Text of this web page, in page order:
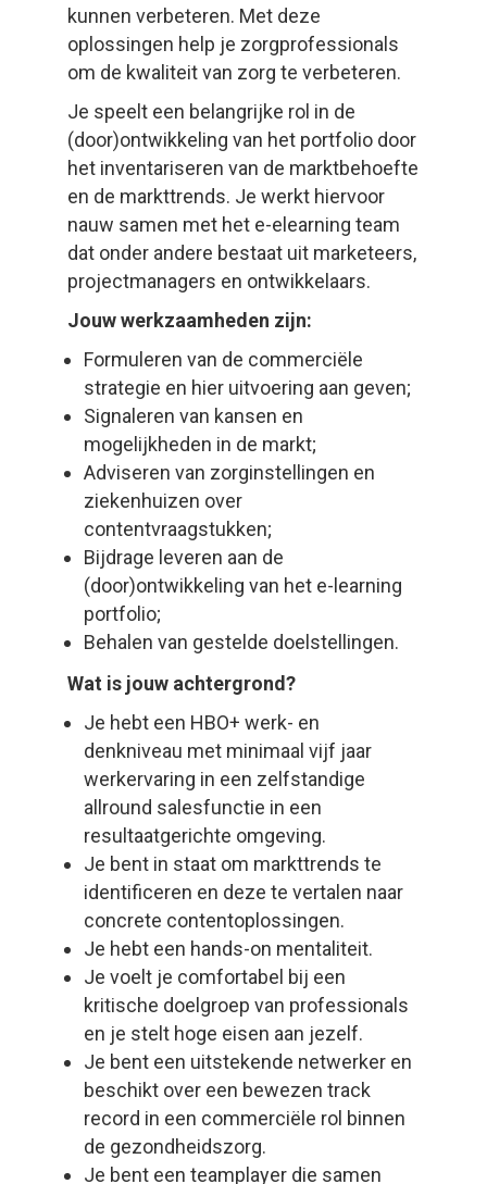
kunnen verbeteren. Met deze
oplossingen help je zorgprofessionals
om de kwaliteit van zorg te verbeteren.
Je speelt een belangrijke rol in de
(door)ontwikkeling van het portfolio door
het inventariseren van de marktbehoefte
en de markttrends. Je werkt hiervoor
nauw samen met het e-elearning team
dat onder andere bestaat uit marketeers,
projectmanagers en ontwikkelaars.
Jouw werkzaamheden zijn:
Formuleren van de commerciële
strategie en hier uitvoering aan geven;
Signaleren van kansen en
mogelijkheden in de markt;
Adviseren van zorginstellingen en
ziekenhuizen over
contentvraagstukken;
Bijdrage leveren aan de
(door)ontwikkeling van het e-learning
portfolio;
Behalen van gestelde doelstellingen.
Wat is jouw achtergrond?
Je hebt een HBO+ werk- en
denkniveau met minimaal vijf jaar
werkervaring in een zelfstandige
allround salesfunctie in een
resultaatgerichte omgeving.
Je bent in staat om markttrends te
identificeren en deze te vertalen naar
concrete contentoplossingen.
Je hebt een hands-on mentaliteit.
Je voelt je comfortabel bij een
kritische doelgroep van professionals
en je stelt hoge eisen aan jezelf.
Je bent een uitstekende netwerker en
beschikt over een bewezen track
record in een commerciële rol binnen
de gezondheidszorg.
Je bent een teamplayer die samen